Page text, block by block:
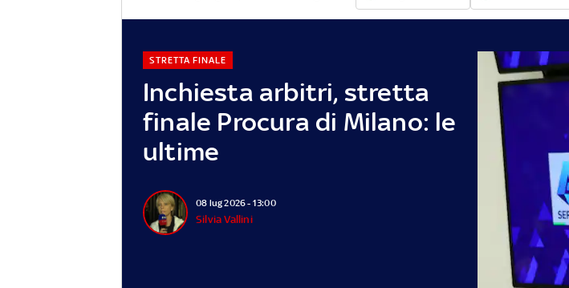
Inchiesta arbitri, stretta
finale Procura di Milano: le
ultime
STRETTA FINALE
08 lug 2026 - 13:00
Silvia Vallini